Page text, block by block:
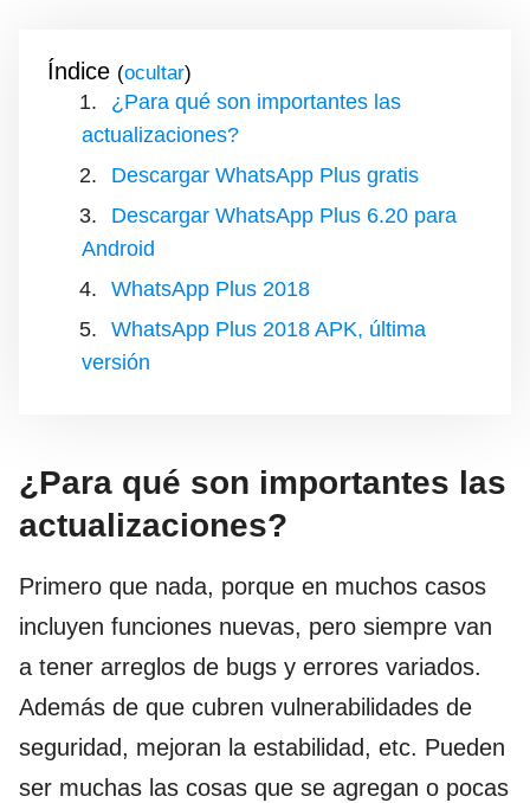
Índice ( )
¿Para qué son importantes las
actualizaciones?
Descargar WhatsApp Plus gratis
Descargar WhatsApp Plus 6.20 para
Android
WhatsApp Plus 2018
WhatsApp Plus 2018 APK, última
versión
¿Para qué son importantes las
actualizaciones?
Primero que nada, porque en muchos casos
incluyen funciones nuevas, pero siempre van
a tener arreglos de bugs y errores variados.
Además de que cubren vulnerabilidades de
seguridad, mejoran la estabilidad, etc. Pueden
ser muchas las cosas que se agregan o pocas